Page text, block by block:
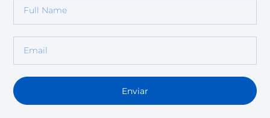
Enviar